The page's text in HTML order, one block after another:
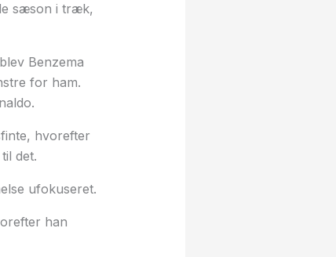
sæson i træk,
Benzema
for ham.
hvorefter
det.
ufokuseret.
han